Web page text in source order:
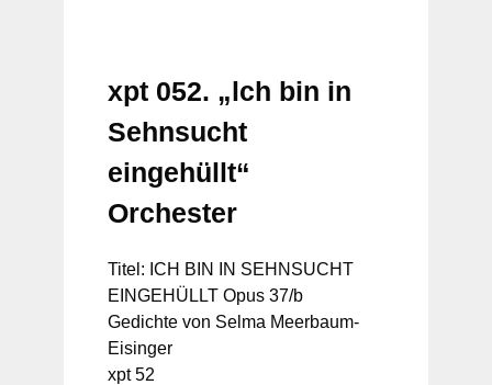
xpt 052. „lch bin in
Sehnsucht
eingehüllt“
Orchester
Titel: ICH BIN IN SEHNSUCHT
EINGEHÜLLT Opus 37/b
Gedichte von Selma Meerbaum-
Eisinger
xpt 52